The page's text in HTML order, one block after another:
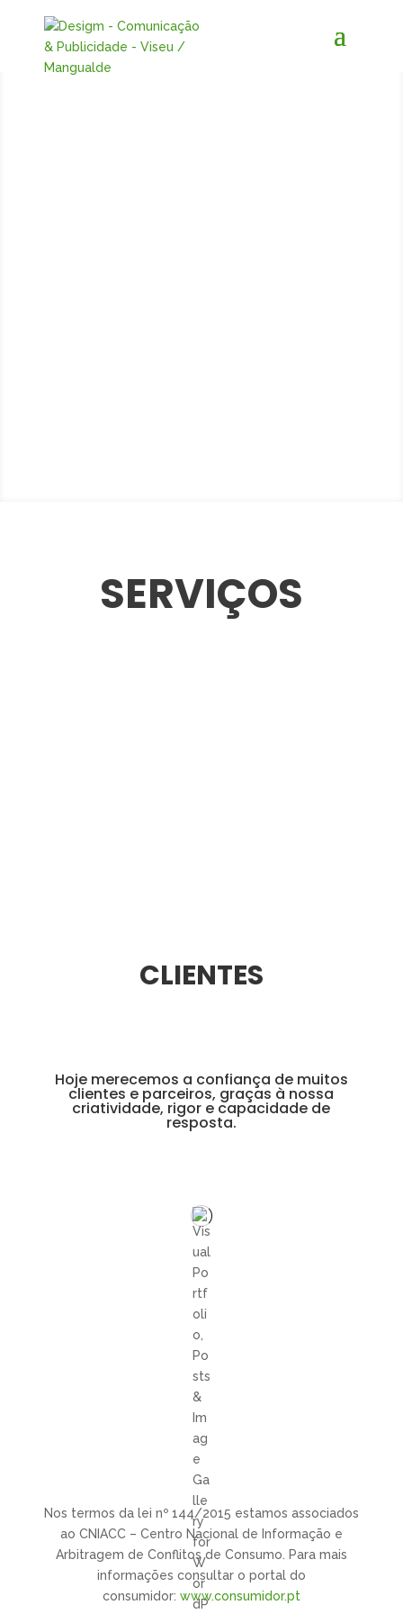
SERVIÇOS
CLIENTES
Hoje merecemos a confiança de muitos
clientes e parceiros, graças à nossa
criatividade, rigor e capacidade de
resposta.
Nos termos da lei nº 144/2015 estamos associados
ao CNIACC – Centro Nacional de Informação e
Arbitragem de Conflitos de Consumo. Para mais
informações consultar o portal do
consumidor: www.consumidor.pt